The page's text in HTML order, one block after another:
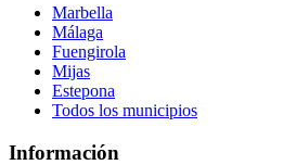
Marbella
Málaga
Fuengirola
Mijas
Estepona
Todos los municipios
Información